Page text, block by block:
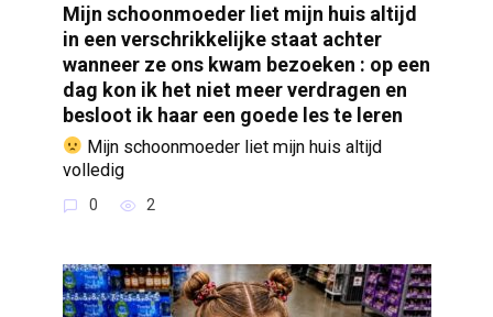
Mijn schoonmoeder liet mijn huis altijd
in een verschrikkelijke staat achter
wanneer ze ons kwam bezoeken : op een
dag kon ik het niet meer verdragen en
besloot ik haar een goede les te leren
Mijn schoonmoeder liet mijn huis altijd
volledig
0 2